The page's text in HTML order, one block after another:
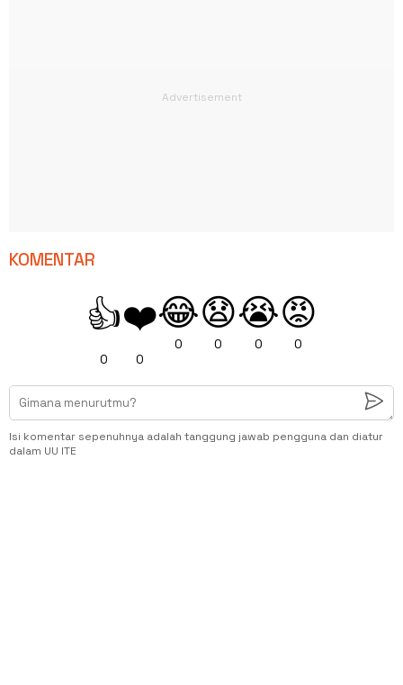
KOMENTAR
👍
0
❤️
0
😂
0
😧
0
😭
0
😡
0
Isi komentar sepenuhnya adalah tanggung jawab pengguna dan diatur
dalam UU ITE